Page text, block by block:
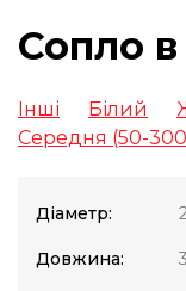
Сопло
Інші Білий
Середня (50-
Діаметр:
Довжина: